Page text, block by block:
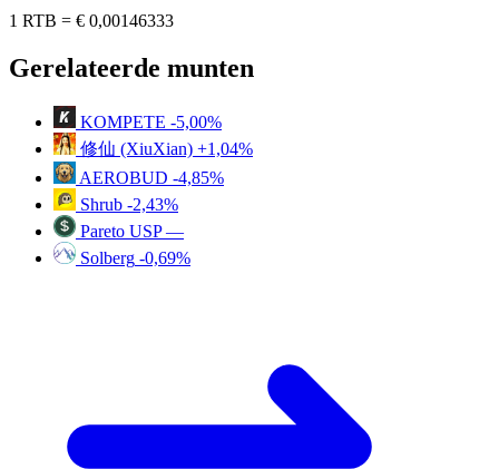
1 RTB = € 0,00146333
Gerelateerde munten
KOMPETE -5,00%
修仙 (XiuXian) +1,04%
AEROBUD -4,85%
Shrub -2,43%
Pareto USP —
Solberg -0,69%